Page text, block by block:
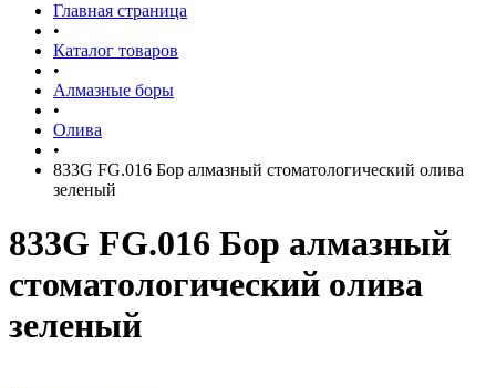
Главная страница
•
Каталог товаров
•
Алмазные боры
•
Олива
•
833G FG.016 Бор алмазный стоматологический олива
зеленый
833G FG.016 Бор алмазный
стоматологический олива
зеленый